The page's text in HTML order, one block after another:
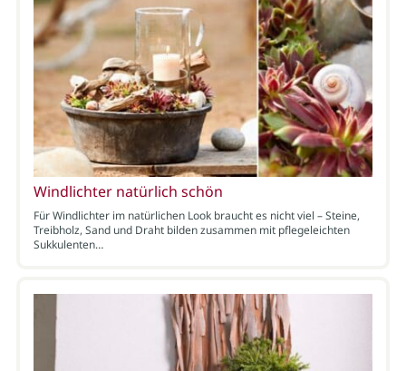
Windlichter natürlich schön
Für Windlichter im natürlichen Look braucht es nicht viel – Steine,
Treibholz, Sand und Draht bilden zusammen mit pflegeleichten
Sukkulenten…